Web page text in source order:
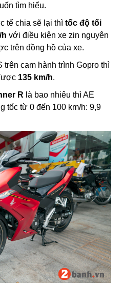
tìm hiểu.
tế chia sẽ lại thì tốc độ tối
h với điều kiện xe zin nguyên
trên đồng hồ của xe.
trên cam hành trình Gopro thì
135 km/h.
R là bao nhiêu thì AE
tốc từ 0 đến 100 km/h: 9,9